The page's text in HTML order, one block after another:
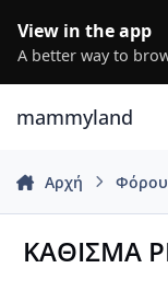
View in the app
A better way to
mammyland
Αρχή
ΚΑΘΙΣΜΑ